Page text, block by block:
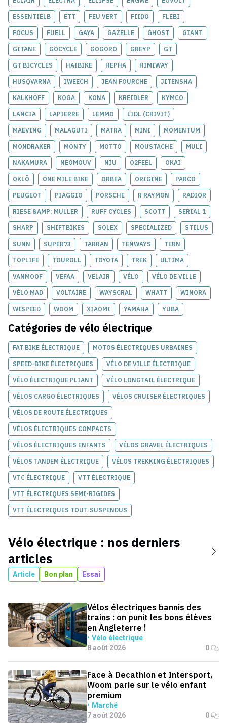
ESSENTIELB ETT FEU VERT FIIDO FLEBI
FOCUS FUELL GAYA GAZELLE GHOST GIANT
GITANE GOCYCLE GOGORO GREYP GT
GT BICYCLES HAIBIKE HEPHA HIMIWAY
HUSQVARNA IWEECH JEAN FOURCHE JITENSHA
KALKHOFF KOGA KONA KREIDLER KYMCO
LANCIA LAPIERRE LEMMO LIDL (CRIVIT)
MAEVING MALAGUTI MATRA MINI MOMENTUM
MONDRAKER MONTY MOTTO MOUSTACHE MULI
NAKAMURA NEOMOUV NIU O2FEEL OKAI
OKLÖ ONE MILE BIKE ORBEA ORIGINE PARCO
PEUGEOT PIAGGIO PORSCHE R RAYMON RADIOR
RIESE &AMP; MULLER RUFF CYCLES SCOTT SERIAL 1
SHARP SHIFTBIKES SOLEX SPECIALIZED STILUS
SUNN SUPER73 TARRAN TENWAYS TERN
TOPLIFE TOUROLL TOYOTA TREK ULTIMA
VANMOOF VEFAA VELAIR VÉLO VÉLO DE VILLE
VÉLO MAD VOLTAIRE WAYSCRAL WHATT WINORA
WISPEED WOOM XIAOMI YAMAHA YUBA
Catégories de vélo électrique
FAT BIKE ÉLECTRIQUE MOTOS ÉLECTRIQUES URBAINES
SPEED-BIKE ÉLECTRIQUES VÉLO DE VILLE ÉLECTRIQUE
VÉLO ÉLECTRIQUE PLIANT VÉLO LONGTAIL ÉLECTRIQUE
VÉLOS CARGO ÉLECTRIQUES VÉLOS CRUISER ÉLECTRIQUES
VÉLOS DE ROUTE ÉLECTRIQUES
VÉLOS ÉLECTRIQUES COMPACTS
VÉLOS ÉLECTRIQUES ENFANTS VÉLOS GRAVEL ÉLECTRIQUES
VÉLOS TANDEM ÉLECTRIQUE VÉLOS TREKKING ÉLECTRIQUES
VTC ÉLECTRIQUE VTT ÉLECTRIQUE
VTT ÉLECTRIQUES SEMI-RIGIDES
VTT ÉLECTRIQUES TOUT-SUSPENDUS
Vélo électrique : nos derniers
articles
Article Bon plan Essai
Vélos électriques bannis des
trains : on punit les bons élèves
en Angleterre !
Vélo électrique
8 août 2026
0
Face à Decathlon et Intersport,
Woom parie sur le vélo enfant
premium
Marché
7 août 2026
0